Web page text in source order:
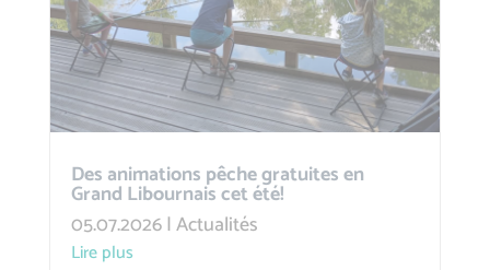
Des animations pêche gratuites en
Grand Libournais cet été!
05.07.2026|Actualités
lire plus